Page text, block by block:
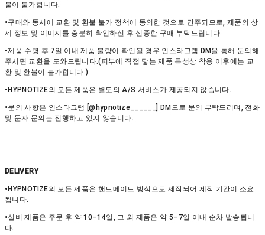
불이 불가합니다.
•구매와 동시에 교환 및 환불 불가 정책에 동의한 것으로 간주되므로, 제품의 상
세 정보 및 이미지를 충분히 확인하신 후 신중한 구매 부탁드립니다.
•제품 수령 후 7일 이내 제품 불량이 확인될 경우 인스타그램 DM을 통해 문의해
주시면 교환을 도와드립니다.(피부에 직접 닿는 제품 특성상 착용 이후에는 교
환 및 환불이 불가합니다.)
•HYPNOTIZE의 모든 제품은 별도의 A/S 서비스가 제공되지 않습니다.
•문의 사항은 인스타그램 [@hypnotize______] DM으로 문의 부탁드리며, 전화
및 문자 문의는 진행하고 있지 않습니다.
DELIVERY
•HYPNOTIZE의 모든 제품은 핸드메이드 방식으로 제작되어 제작 기간이 소요
됩니다.
•실버 제품은 주문 후 약 10–14일, 그 외 제품은 약 5–7일 이내 순차 발송됩니
다.